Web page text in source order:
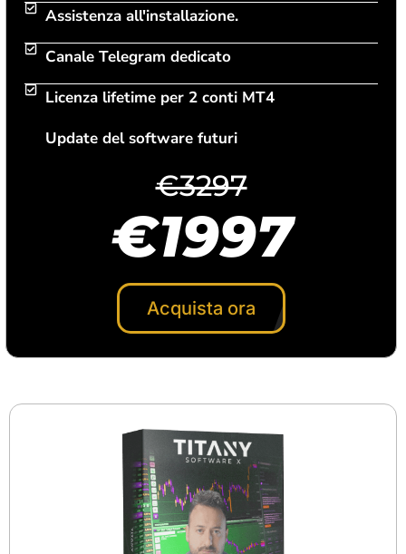
Assistenza all'installazione.
Canale Telegram dedicato
Licenza lifetime per 2 conti MT4
Update del software futuri
€3297
€1997
Acquista ora